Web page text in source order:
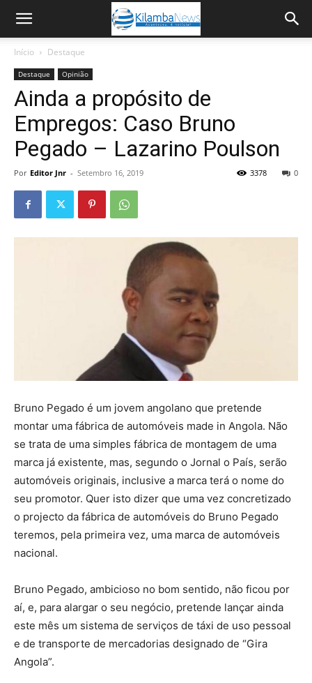
Início Destaque
Destaque Opinião
Ainda a propósito de
Empregos: Caso Bruno
Pegado – Lazarino Poulson
Por Editor Jnr - Setembro 16, 2019 0
3378
Bruno Pegado é um jovem angolano que pretende
montar uma fábrica de automóveis made in Angola. Não
se trata de uma simples fábrica de montagem de uma
marca já existente, mas, segundo o Jornal o País, serão
automóveis originais, inclusive a marca terá o nome do
seu promotor. Quer isto dizer que uma vez concretizado
o projecto da fábrica de automóveis do Bruno Pegado
teremos, pela primeira vez, uma marca de automóveis
nacional.
Bruno Pegado, ambicioso no bom sentido, não ficou por
aí, e, para alargar o seu negócio, pretende lançar ainda
este mês um sistema de serviços de táxi de uso pessoal
e de transporte de mercadorias designado de “Gira
Angola”.